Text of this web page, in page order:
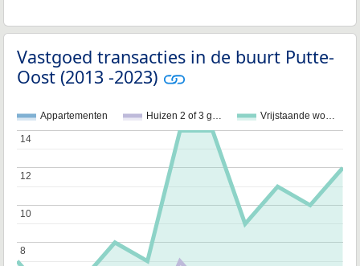
Vastgoed transacties in de buurt Putte-
Oost (2013 -2023)
Appartementen Huizen 2 of 3 g… Vrijstaande wo…
8
8
10
10
12
12
14
14